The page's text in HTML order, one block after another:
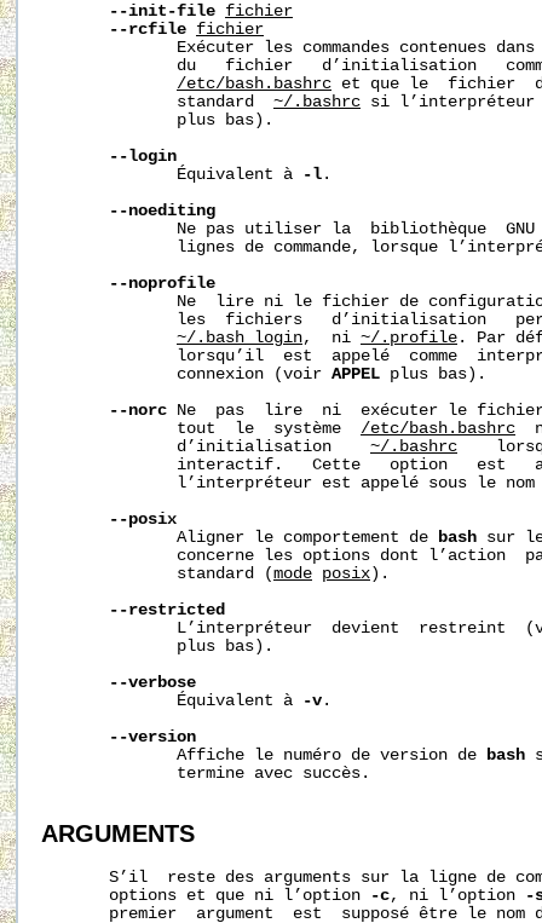
--init-file fichier
--rcfile fichier
Exécuter les commandes contenues
du   fichier   d’initialisation
/etc/bash.bashrc et que le  fichier
              standard
~/.bashrc si
              plus bas).
--login
              Équivalent à
-l .
--noediting
Ne pas utiliser la  bibliothèque
lignes de commande, lorsque
--noprofile
Ne  lire ni le fichier de
les  fichiers   d’initialisation
~/.bash_login,  ni ~/.profile . Par
lorsqu’il  est  appelé  comme
              connexion (voir
APPEL plus bas).
--norc Ne  pas  lire  ni  exécuter le fichier
              tout  le  système
/etc/bash.bashrc
              d’initialisation
~/.bashrc
interactif.   Cette   option   est
l’interpréteur est appelé sous le
--posix
              Aligner le comportement de
bash sur le
concerne les options dont l’action
              standard (
mode posix).
--restricted
L’interpréteur  devient  restreint
              plus bas).
--verbose
              Équivalent à
-v .
--version
              Affiche le numéro de version de
bash
              termine avec succès.
ARGUMENTS
S’il  reste des arguments sur la ligne de
       options et que ni l’option
-c, ni l’option
-
premier  argument  est  supposé être le nom